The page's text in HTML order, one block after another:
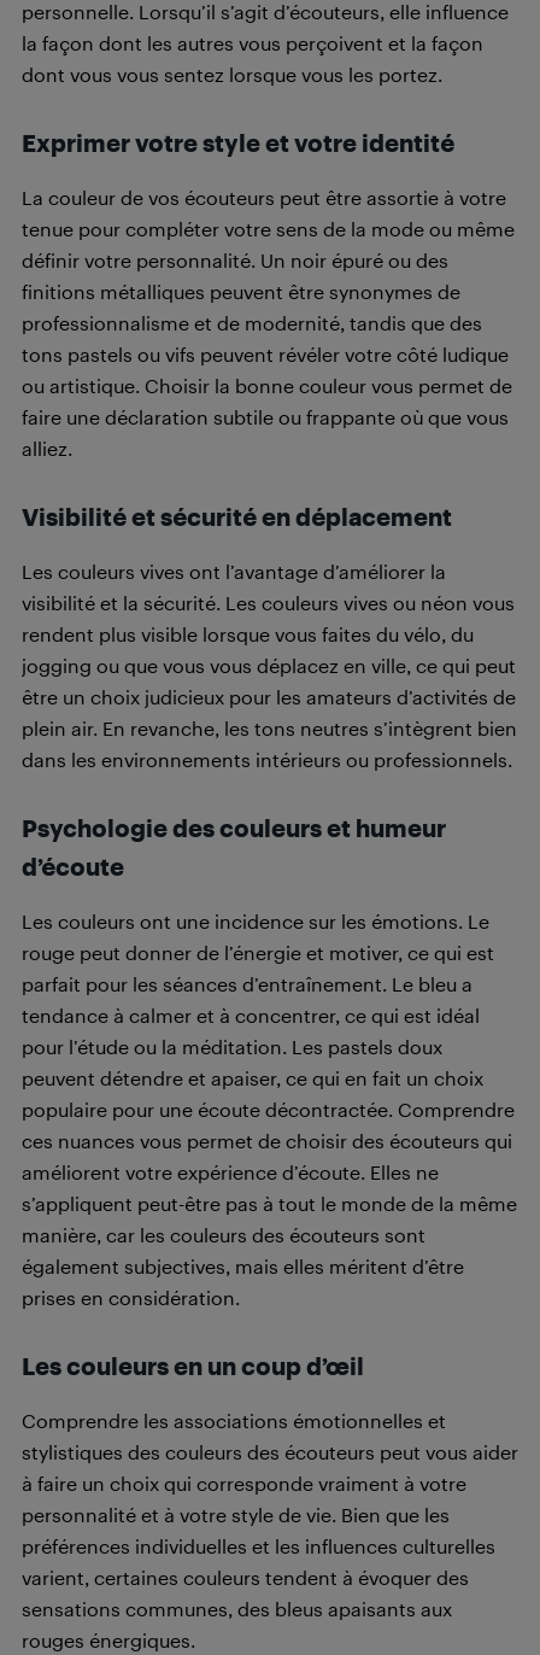
personnelle. Lorsqu’il s’agit d’écouteurs, elle influence
la façon dont les autres vous perçoivent et la façon
dont vous vous sentez lorsque vous les portez.
Exprimer votre style et votre identité
La couleur de vos écouteurs peut être assortie à votre
tenue pour compléter votre sens de la mode ou même
définir votre personnalité. Un noir épuré ou des
finitions métalliques peuvent être synonymes de
professionnalisme et de modernité, tandis que des
tons pastels ou vifs peuvent révéler votre côté ludique
ou artistique. Choisir la bonne couleur vous permet de
faire une déclaration subtile ou frappante où que vous
alliez.
Visibilité et sécurité en déplacement
Les couleurs vives ont l’avantage d’améliorer la
visibilité et la sécurité. Les couleurs vives ou néon vous
rendent plus visible lorsque vous faites du vélo, du
jogging ou que vous vous déplacez en ville, ce qui peut
être un choix judicieux pour les amateurs d’activités de
plein air. En revanche, les tons neutres s’intègrent bien
dans les environnements intérieurs ou professionnels.
Psychologie des couleurs et humeur
d’écoute
Les couleurs ont une incidence sur les émotions. Le
rouge peut donner de l’énergie et motiver, ce qui est
parfait pour les séances d’entraînement. Le bleu a
tendance à calmer et à concentrer, ce qui est idéal
pour l’étude ou la méditation. Les pastels doux
peuvent détendre et apaiser, ce qui en fait un choix
populaire pour une écoute décontractée. Comprendre
ces nuances vous permet de choisir des écouteurs qui
améliorent votre expérience d’écoute. Elles ne
s’appliquent peut-être pas à tout le monde de la même
manière, car les couleurs des écouteurs sont
également subjectives, mais elles méritent d’être
prises en considération.
Les couleurs en un coup d’œil
Comprendre les associations émotionnelles et
stylistiques des couleurs des écouteurs peut vous aider
à faire un choix qui corresponde vraiment à votre
personnalité et à votre style de vie. Bien que les
préférences individuelles et les influences culturelles
varient, certaines couleurs tendent à évoquer des
sensations communes, des bleus apaisants aux
rouges énergiques.